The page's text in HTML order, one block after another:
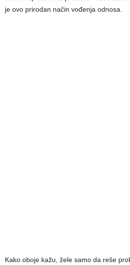
je ovo prirodan način vođenja odnosa.
Kako oboje kažu, žele samo da reše